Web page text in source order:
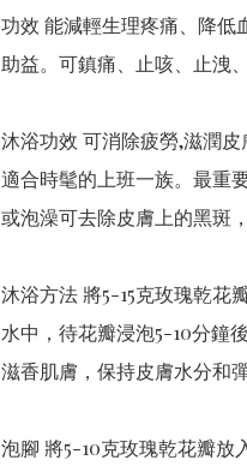
功效 能減輕生理疼痛、降低
助益。可鎮痛、止咳、止洩
沐浴功效 可消除疲勞,滋潤
適合時髦的上班一族。最重
或泡澡可去除皮膚上的黑斑
沐浴方法 將5-15克玫瑰乾花
水中，待花瓣​​浸泡5-10分鐘
滋香肌膚，保持皮膚水分和彈
泡腳 將5-10克玫瑰乾花瓣放